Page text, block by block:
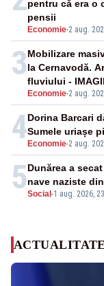
Economie-2 aug.
pentru că era o
pensii
3
Economie-2 aug.
Mobilizare
la Cernavodă.
fluviului -
4 Economie-2 aug.
Dorina Barcari
Sumele uriașe
5Social -1 aug. 2026,
Dunărea a
nave naziste
ACTUALITATE